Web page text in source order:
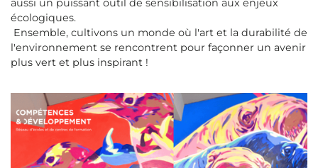
aussi un puissant outil de sensibilisation aux enjeux
écologiques.
Ensemble, cultivons un monde où l'art et la durabilité de
l'environnement se rencontrent pour façonner un avenir
plus vert et plus inspirant !